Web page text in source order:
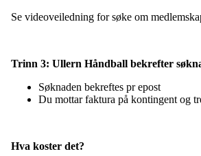
Se videoveiledning for søke om
Trinn 3: Ullern Håndball bekrefter
Søknaden bekreftes pr epost
Du mottar faktura på kontingent og
Hva koster det?